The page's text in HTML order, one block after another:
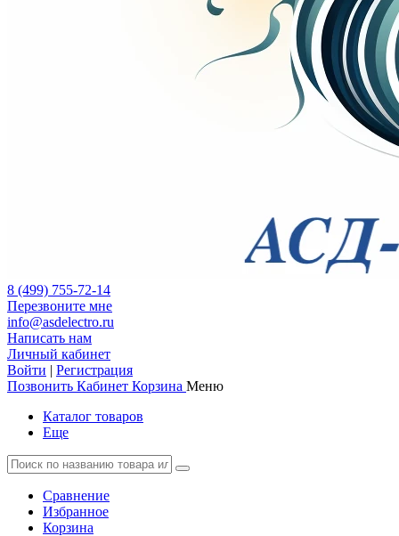
8 (499) 755-72-14
Перезвоните мне
info@asdelectro.ru
Написать нам
Личный кабинет
Войти | Регистрация
Позвонить Кабинет Корзина Меню
Каталог товаров
Еще
Сравнение
Избранное
Корзина